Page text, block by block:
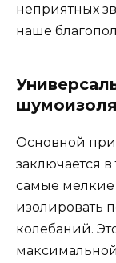
неприятных
наше
Основной
заключается
самые
изолировать
колебаний.